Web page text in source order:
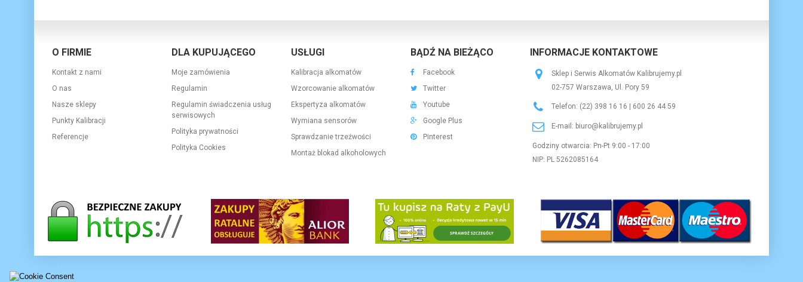
O FIRMIE
Kontakt z nami
O nas
Nasze sklepy
Punkty Kalibracji
Referencje
DLA KUPUJĄCEGO
Moje zamówienia
Regulamin
Regulamin świadczenia usług
serwisowych
Polityka prywatności
Polityka Cookies
USŁUGI
Kalibracja alkomatów
Wzorcowanie alkomatów
Ekspertyza alkomatów
Wymiana sensorów
Sprawdzanie trzeźwości
Montaż blokad alkoholowych
BĄDŹ NA BIEŻĄCO
Facebook
Twitter
Youtube
Google Plus
Pinterest
INFORMACJE KONTAKTOWE
Sklep i Serwis Alkomatów Kalibrujemy.pl
02-757 Warszawa, Ul. Pory 59
Telefon: (22) 398 16 16 | 600 26 44 59
E-mail: biuro@kalibrujemy.pl
Godziny otwarcia: Pn-Pt 9:00 - 17:00
NIP: PL 5262085164